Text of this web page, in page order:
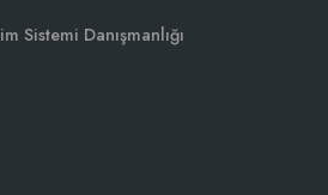
Sistemi Danışmanlığı￼